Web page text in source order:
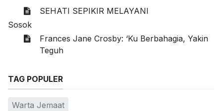
SEHATI SEPIKIR MELAYANI
Sosok
Frances Jane Crosby: ‘Ku Berbahagia, Yakin
Teguh
TAG POPULER
Warta Jemaat